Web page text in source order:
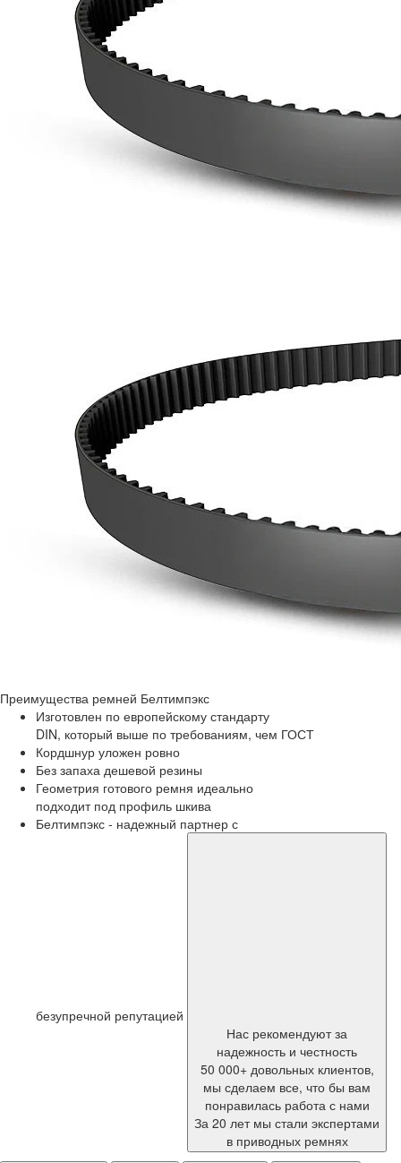
Преимущества ремней Белтимпэкс
Изготовлен по европейскому стандарту
DIN, который выше по требованиям, чем ГОСТ
Кордшнур уложен ровно
Без запаха дешевой резины
Геометрия готового ремня идеально
подходит под профиль шкива
Белтимпэкс - надежный партнер с
безупречной репутацией
Нас рекомендуют за
надежность и честность
50 000+ довольных клиентов,
мы сделаем все, что бы вам
понравилась работа с нами
За 20 лет мы стали экспертами
в приводных ремнях